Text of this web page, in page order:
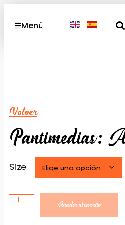
Menú
Volver
Pantimedias:
Size
Añadir al carrito